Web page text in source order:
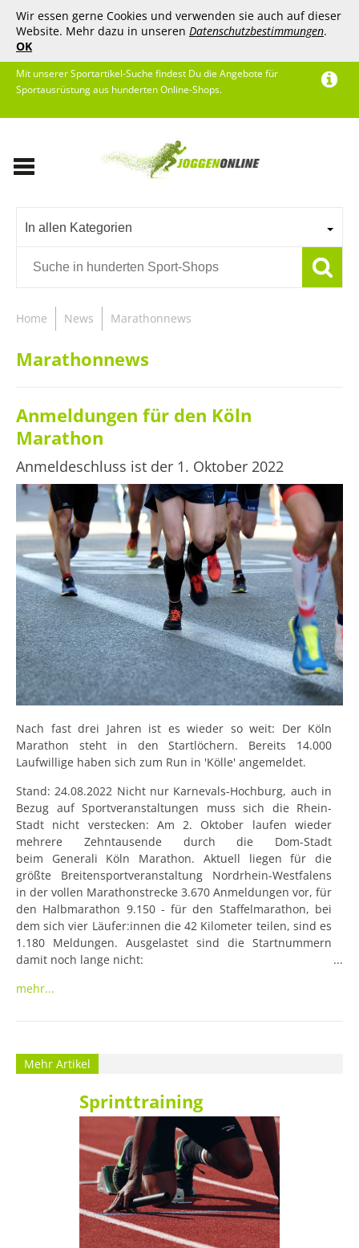
Wir essen gerne Cookies und verwenden sie auch auf dieser
Website. Mehr dazu in unseren Datenschutzbestimmungen.
OK
Mit unserer Sportartikel-Suche findest Du die Angebote für
Sportausrüstung aus hunderten Online-Shops.
In allen Kategorien
Home News Marathonnews
Marathonnews
Anmeldungen für den Köln
Marathon
Anmeldeschluss ist der 1. Oktober 2022
Nach fast drei Jahren ist es wieder so weit: Der Köln
Marathon steht in den Startlöchern. Bereits 14.000
Laufwillige haben sich zum Run in 'Kölle' angemeldet.
Stand: 24.08.2022 Nicht nur Karnevals-Hochburg, auch in
Bezug auf Sportveranstaltungen muss sich die Rhein-
Stadt nicht verstecken: Am 2. Oktober laufen wieder
mehrere Zehntausende durch die Dom-Stadt
beim Generali Köln Marathon. Aktuell liegen für die
größte Breitensportveranstaltung Nordrhein-Westfalens
in der vollen Marathonstrecke 3.670 Anmeldungen vor, für
den Halbmarathon 9.150 - für den Staffelmarathon, bei
dem sich vier Läufer:innen die 42 Kilometer teilen, sind es
1.180 Meldungen. Ausgelastet sind die Startnummern
damit noch lange nicht:
»Egal ob 14.000 oder 20.000, am 2. Oktober wird gelaufen!
mehr...
Mehr Artikel
Sprinttraining